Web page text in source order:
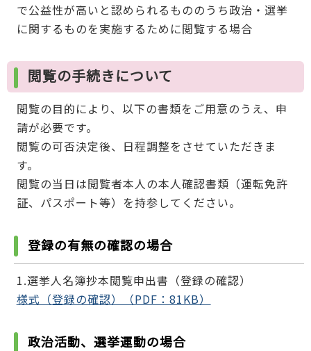
で公益性が高いと認められるもののうち政治・選挙
に関するものを実施するために閲覧する場合
閲覧の手続きについて
閲覧の目的により、以下の書類をご用意のうえ、申
請が必要です。
閲覧の可否決定後、日程調整をさせていただきま
す。
閲覧の当日は閲覧者本人の本人確認書類（運転免許
証、パスポート等）を持参してください。
登録の有無の確認の場合
1.選挙人名簿抄本閲覧申出書（登録の確認）
様式（登録の確認）（PDF：81KB）
政治活動、選挙運動の場合